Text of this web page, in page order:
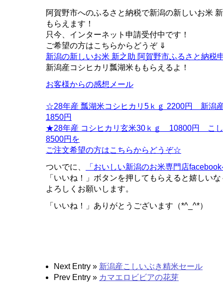
阿賀野市へのふるさと納税で新潟の新しいお米
もらえます！
只今、インターネット申請受付中です！
ご希望の方はこちらからどうぞ ⇓
新潟の新しいお米 新之助 阿賀野市ふるさと納税
新潟産コシヒカリ瓢湖米ももらえるよ！
お客様からの感想メール
☆28年産 瓢湖米コシヒカリ5ｋｇ 2200円 新潟
1850円
★28年産 コシヒカリ玄米30ｋｇ 10800円 こ
8500円を
ご注文希望の方はこちらからどうぞ☆
ついでに、
「おいしい新潟のお米専門店
「いいね！」ボタンを押してもらえると嬉しいな
よろしくお願いします。
「いいね！」ありがとうございます（*^_^*）
Next Entry » 新潟産こしいぶき精米セール
Prev Entry » カマエロビビアの花芽